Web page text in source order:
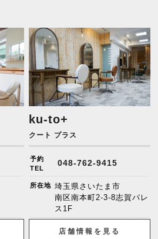
ku-to+
クート プラス
予約
TEL
048-762-9415
所在地 埼玉県さいたま市
南区南本町2-3-8志賀パレ
ス1F
店舗情報を見る